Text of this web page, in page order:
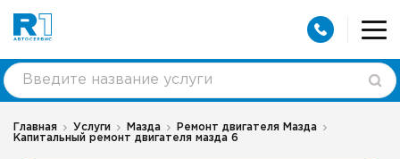
Главная Услуги Мазда
Ремонт двигателя Мазда
Капитальный ремонт двигателя мазда 6